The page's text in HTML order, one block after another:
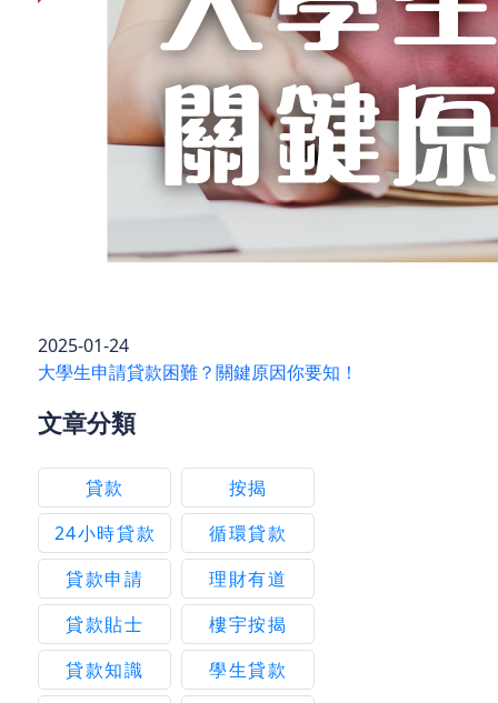
2025-01-24
大學生申請貸款困難？關鍵原因你要知！
文章分類
貸款
按揭
24小時貸款
循環貸款
貸款申請
理財有道
貸款貼士
樓宇按揭
貸款知識
學生貸款